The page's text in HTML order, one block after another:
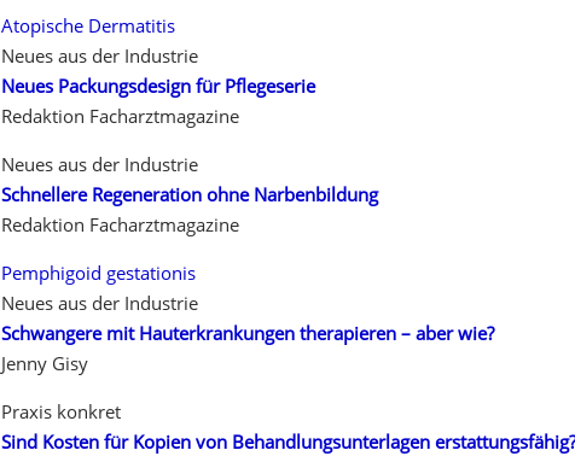
Atopische Dermatitis
Neues aus der Industrie
Neues Packungsdesign für Pflegeserie
Redaktion Facharztmagazine
Neues aus der Industrie
Schnellere Regeneration ohne Narbenbildung
Redaktion Facharztmagazine
Pemphigoid gestationis
Neues aus der Industrie
Schwangere mit Hauterkrankungen therapieren – aber wie?
Jenny Gisy
Praxis konkret
Sind Kosten für Kopien von Behandlungsunterlagen